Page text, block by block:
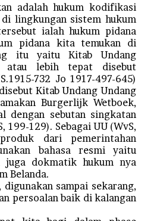
adalah hukum kodifikasi
lingkungan sistem hukum
ialah hukum pidana
pidana kita temukan di
itu yaitu Kitab Undang
atau lebih tepat disebut
732 Jo 1917-497-645)
Kitab Undang Undang
Burgerlijk Wetboek,
dengan sebutan singkatan
199-129). Sebagai UU (WvS,
dari pemerintahan
bahasa resmi yaitu
juga dokmatik hukum nya
Belanda.
sampai sekarang,
persoalan baik di kalangan